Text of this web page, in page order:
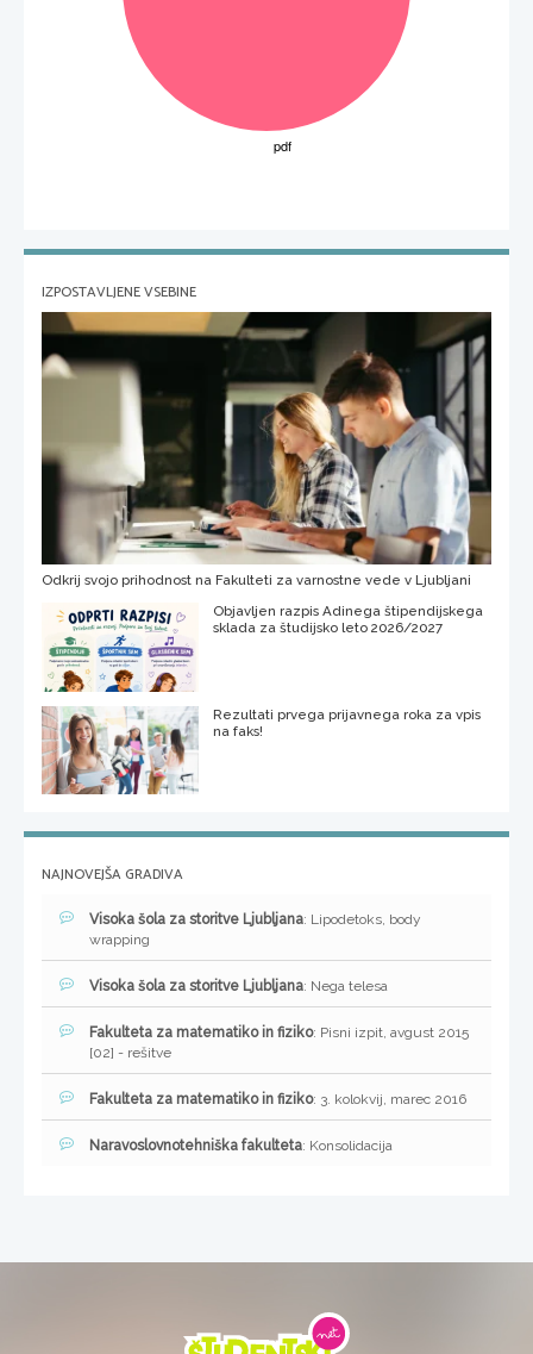
IZPOSTAVLJENE VSEBINE
Odkrij svojo prihodnost na Fakulteti za varnostne vede v Ljubljani
Objavljen razpis Adinega štipendijskega
sklada za študijsko leto 2026/2027
Rezultati prvega prijavnega roka za vpis
na faks!
NAJNOVEJŠA GRADIVA
Visoka šola za storitve Ljubljana: Lipodetoks, body
wrapping
Visoka šola za storitve Ljubljana: Nega telesa
Fakulteta za matematiko in fiziko: Pisni izpit, avgust 2015
[02] - rešitve
Fakulteta za matematiko in fiziko: 3. kolokvij, marec 2016
Naravoslovnotehniška fakulteta: Konsolidacija